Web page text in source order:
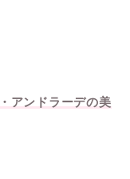
アンドラーデの美